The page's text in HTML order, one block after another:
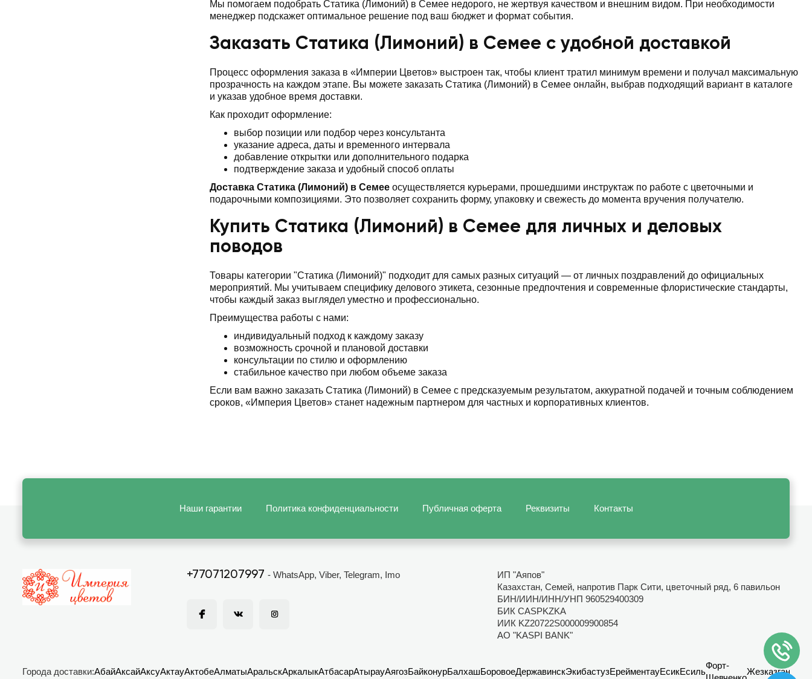
Мы помогаем подобрать Статика (Лимоний) в Семее недорого, не жертвуя качеством и внешним видом. При необходимости
менеджер подскажет оптимальное решение под ваш бюджет и формат события.
Заказать Статика (Лимоний) в Семее с удобной доставкой
Процесс оформления заказа в «Империи Цветов» выстроен так, чтобы клиент тратил минимум времени и получал максимальную
прозрачность на каждом этапе. Вы можете заказать Статика (Лимоний) в Семее онлайн, выбрав подходящий вариант в каталоге
и указав удобное время доставки.
Как проходит оформление:
выбор позиции или подбор через консультанта
указание адреса, даты и временного интервала
добавление открытки или дополнительного подарка
подтверждение заказа и удобный способ оплаты
Доставка Статика (Лимоний) в Семее осуществляется курьерами, прошедшими инструктаж по работе с цветочными и
подарочными композициями. Это позволяет сохранить форму, упаковку и свежесть до момента вручения получателю.
Купить Статика (Лимоний) в Семее для личных и деловых
поводов
Товары категории "Статика (Лимоний)" подходит для самых разных ситуаций — от личных поздравлений до официальных
мероприятий. Мы учитываем специфику делового этикета, сезонные предпочтения и современные флористические стандарты,
чтобы каждый заказ выглядел уместно и профессионально.
Преимущества работы с нами:
индивидуальный подход к каждому заказу
возможность срочной и плановой доставки
консультации по стилю и оформлению
стабильное качество при любом объеме заказа
Если вам важно заказать Статика (Лимоний) в Семее с предсказуемым результатом, аккуратной подачей и точным соблюдением
сроков, «Империя Цветов» станет надежным партнером для частных и корпоративных клиентов.
Наши гарантии Политика конфиденциальности Публичная оферта Реквизиты Контакты
+77071207997 - WhatsApp, Viber, Telegram, Imo
ИП "Аяпов"
Казахстан, Семей, напротив Парк Сити, цветочный ряд, 6 павильон
БИН/ИИН/ИНН/УНП 960529400309
БИК CASPKZKA
ИИК KZ20722S000009900854
АО "KASPI BANK"
Города доставки:АбайАксайАксуАктауАктобеАлматыАральскАркалыкАтбасарАтырауАягозБайконурБалхашБоровоеДержавинскЭкибастузЕрейментауЕсикЕсиль
Форт-
Жезказган